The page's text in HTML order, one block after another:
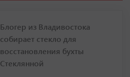
Блогер из Владивостока
собирает стекло для
восстановления бухты
Стеклянной